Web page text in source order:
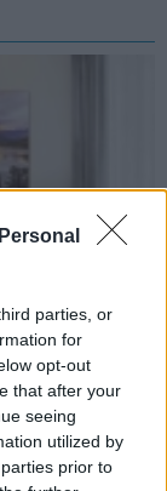
parties, or
for
opt-out
that after your
seeing
utilized by
prior to
10 000 nit és az
n. Arra is
no és, hogy